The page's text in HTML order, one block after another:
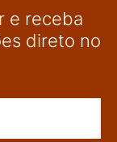
e receba
direto no